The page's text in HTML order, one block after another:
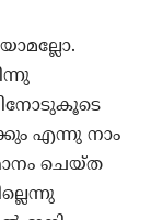
എന്നു നാം
ചെയ്ത